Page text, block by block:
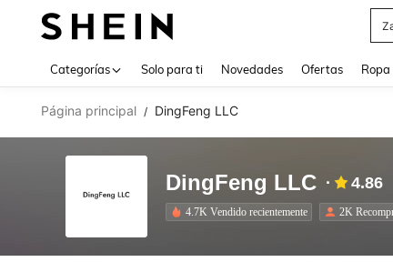
Categorías Solo para ti Novedades Ofertas
Página principal / DingFeng LLC
DingFeng LLC 4.86
4.7K Vendido recientemente 2K